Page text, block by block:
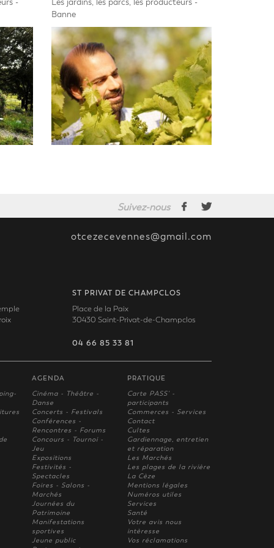
-
Les jardins, les parcs, les producteurs -
Banne
Suivez-nous
otcezecevennes@gmail.com
ST PRIVAT DE CHAMPCLOS
Place de la Paix
30430 Saint-Privat-de-Champclos
04 66 85 33 81
AGENDA
Cinéma - Théâtre -
Danse
Concerts - Festivals
Conférences -
Rencontres - Forums
Concours - Tournoi -
Jeu
Expositions
Festivités -
Spectacles
Foires - Salons -
Marchés
Journées du
Patrimoine
Manifestations
sportives
Jeune public
PRATIQUE
Carte PASS' -
participants
Commerces - Services
Contact
Cultes
Gardiennage, entretien
et réparation
Les Marchés
Les plages de la rivière
La Cèze
Mentions légales
Numéros utiles
Services
Santé
Votre avis nous
intèresse
Vos réclamations